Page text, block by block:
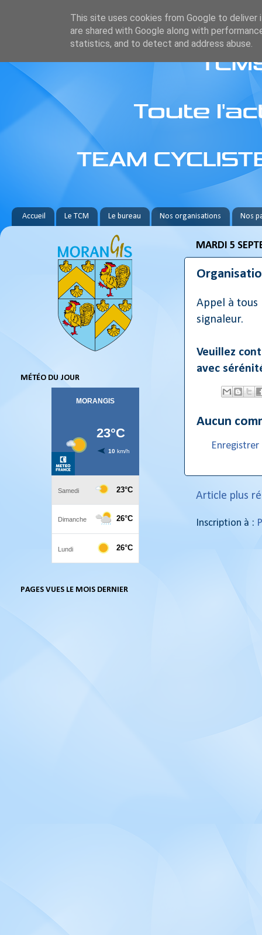
Accueil Le TCM Le bureau Nos organisations Nos
MARDI 5
Appel à tous
signaleur.
Veuillez
avec
Aucun
Article plus
Inscription à :
MÉTÉO DU JOUR
PAGES VUES LE MOIS DERNIER
This site uses cookies from Google to deliver
are shared with Google along with
statistics, and to detect and address abuse.